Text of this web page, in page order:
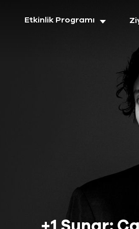
Etkinlik Programı